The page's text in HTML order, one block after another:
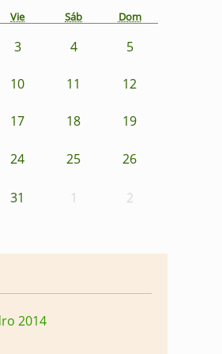
Vie Sáb Dom
3 4 5
10 11 12
17 18 19
24 25 26
31 1 2
2014